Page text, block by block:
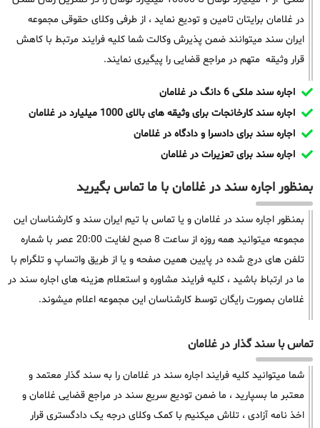
در غلامان برایتان تامین و تودیع نماید ، از طرفی وکلای حقوقی مجموعه
ایران سند میتوانند ضمن پذیرش وکالت شما کلیه فرایند مرتبط با کاهش
قرار وثیقه متهم در مراجع قضایی را پیگیری نمایند.
اجاره سند ملکی 6 دانگ در غلامان
اجاره سند کارخانجات برای وثیقه های بالای 1000 میلیارد در غلامان
اجاره سند برای دادسرا و دادگاه در غلامان
اجاره سند برای تعزیرات در غلامان
بمنظور اجاره سند در غلامان با ما تماس بگیرید
بمنظور اجاره سند در غلامان و یا تماس با تیم ایران سند و کارشناسان این
مجموعه میتوانید همه روزه از ساعت 8 صبح لغایت 20:00 عصر با شماره
تلفن های درج شده در پایین همین صفحه و یا از طریق واتساپ و تلگرام با
ما در ارتباط باشید ، کلیه فرایند مشاوره و استعلام هزینه های اجاره سند در
غلامان بصورت رایگان توسط کارشناسان این مجموعه اعلام میشوند.
تماس با سند گذار در غلامان
شما میتوانید کلیه فرایند اجاره سند در غلامان را به سند گذار معتمد و
معتبر ما بسپارید ، ما ضمن تودیع سریع سند در مراجع قضایی غلامان و
اخذ نامه آزادی ، تلاش میکنیم با کمک وکلای درجه یک دادگستری قرار